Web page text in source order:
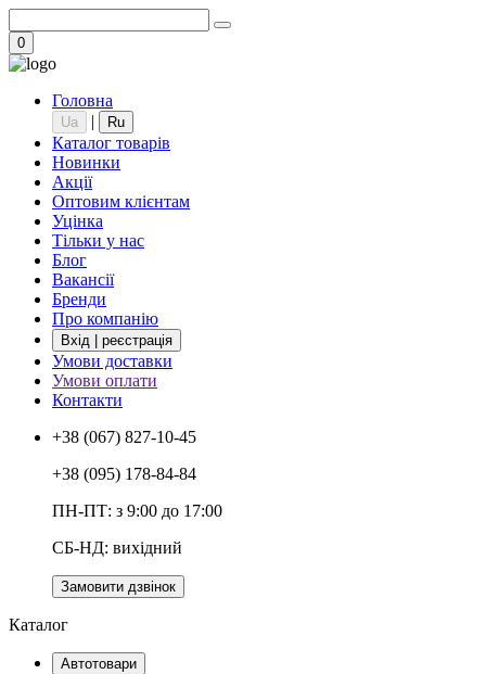
0
Головна
Ua | Ru
Каталог товарів
Новинки
Акції
Оптовим клієнтам
Уцінка
Тільки у нас
Блог
Вакансії
Бренди
Про компанію
Вхід | реєстрація
Умови доставки
Умови оплати
Контакти
+38 (067) 827-10-45
+38 (095) 178-84-84
ПН-ПТ: з 9:00 до 17:00
СБ-НД: вихідний
Замовити дзвінок
Каталог
Автотовари